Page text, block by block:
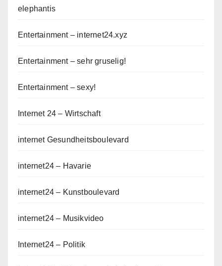
elephantis
Entertainment – internet24.xyz
Entertainment – sehr gruselig!
Entertainment – sexy!
Internet 24 – Wirtschaft
internet Gesundheitsboulevard
internet24 – Havarie
internet24 – Kunstboulevard
internet24 – Musikvideo
Internet24 – Politik